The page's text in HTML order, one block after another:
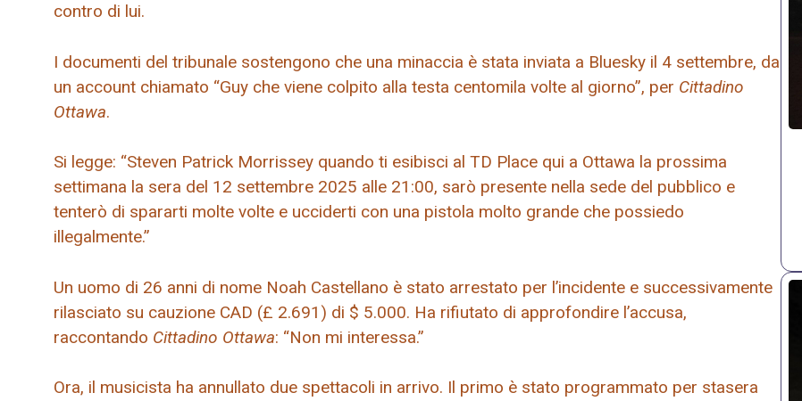
contro di lui.
I documenti del tribunale sostengono che una minaccia è stata inviata a Bluesky il 4 settembre, da
un account chiamato “Guy che viene colpito alla testa centomila volte al giorno”, per Cittadino
Ottawa.
Si legge: “Steven Patrick Morrissey quando ti esibisci al TD Place qui a Ottawa la prossima
settimana la sera del 12 settembre 2025 alle 21:00, sarò presente nella sede del pubblico e
tenterò di spararti molte volte e ucciderti con una pistola molto grande che possiedo
illegalmente.”
Un uomo di 26 anni di nome Noah Castellano è stato arrestato per l’incidente e successivamente
rilasciato su cauzione CAD (£ 2.691) di $ 5.000. Ha rifiutato di approfondire l’accusa,
raccontando Cittadino Ottawa: “Non mi interessa.”
Ora, il musicista ha annullato due spettacoli in arrivo. Il primo è stato programmato per stasera